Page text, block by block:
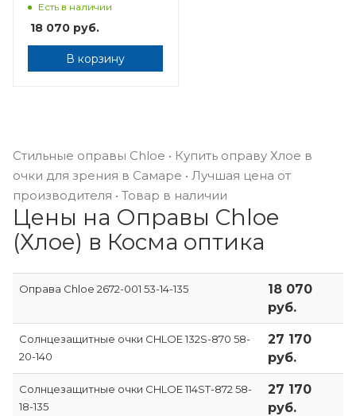
Есть в наличии
18 070 руб.
В корзину
Стильные оправы Chloe • Купить оправу Хлое в
очки для зрения в Самаре • Лучшая цена от
производителя • Товар в наличии
Цены на Оправы Chloe
(Хлое) в Косма оптика
Оправа Chloe 2672-001 53-14-135
18 070
руб.
Солнцезащитные очки CHLOE 132S-870 58-
20-140
27 170
руб.
Солнцезащитные очки CHLOE 114ST-872 58-
18-135
27 170
руб.